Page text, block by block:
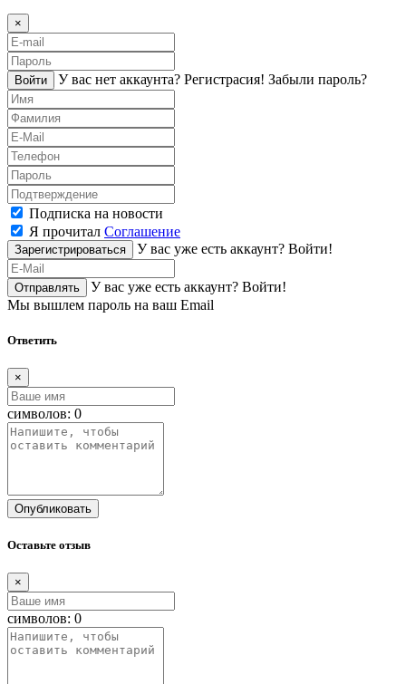
×
Войти У вас нет аккаунта? Регистраcия! Забыли пароль?
Подписка на новости
Я прочитал Соглашение
Зарегистрироваться У вас уже есть аккаунт? Войти!
Отправлять У вас уже есть аккаунт? Войти!
Мы вышлем пароль на ваш Email
Ответить
×
символов: 0
Опубликовать
Оставьте отзыв
×
символов: 0